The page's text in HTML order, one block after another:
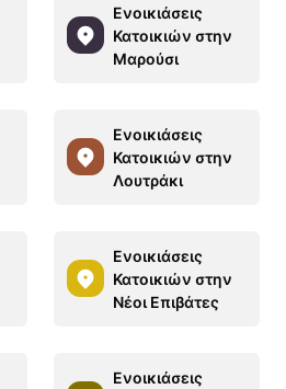
Ενοικιάσεις
Κατοικιών στην
Μαρούσι
Ενοικιάσεις
Κατοικιών στην
Λουτράκι
Ενοικιάσεις
Κατοικιών στην
Νέοι Επιβάτες
Ενοικιάσεις